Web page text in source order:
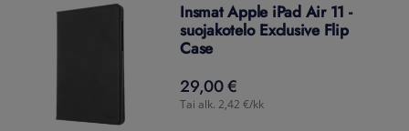
Insmat Apple iPad Air 11 -
suojakotelo Exclusive Flip
Case
29,00 €
29,00€
Tai alk. 2,42 €/kk